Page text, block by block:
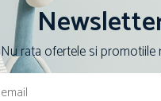
Nu rata ofertele si promotiile